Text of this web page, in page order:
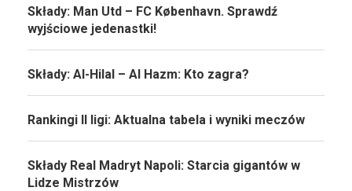
Składy: Man Utd – FC København. Sprawdź
wyjściowe jedenastki!
Składy: Al-Hilal – Al Hazm: Kto zagra?
Rankingi II ligi: Aktualna tabela i wyniki meczów
Składy Real Madryt Napoli: Starcia gigantów w
Lidze Mistrzów